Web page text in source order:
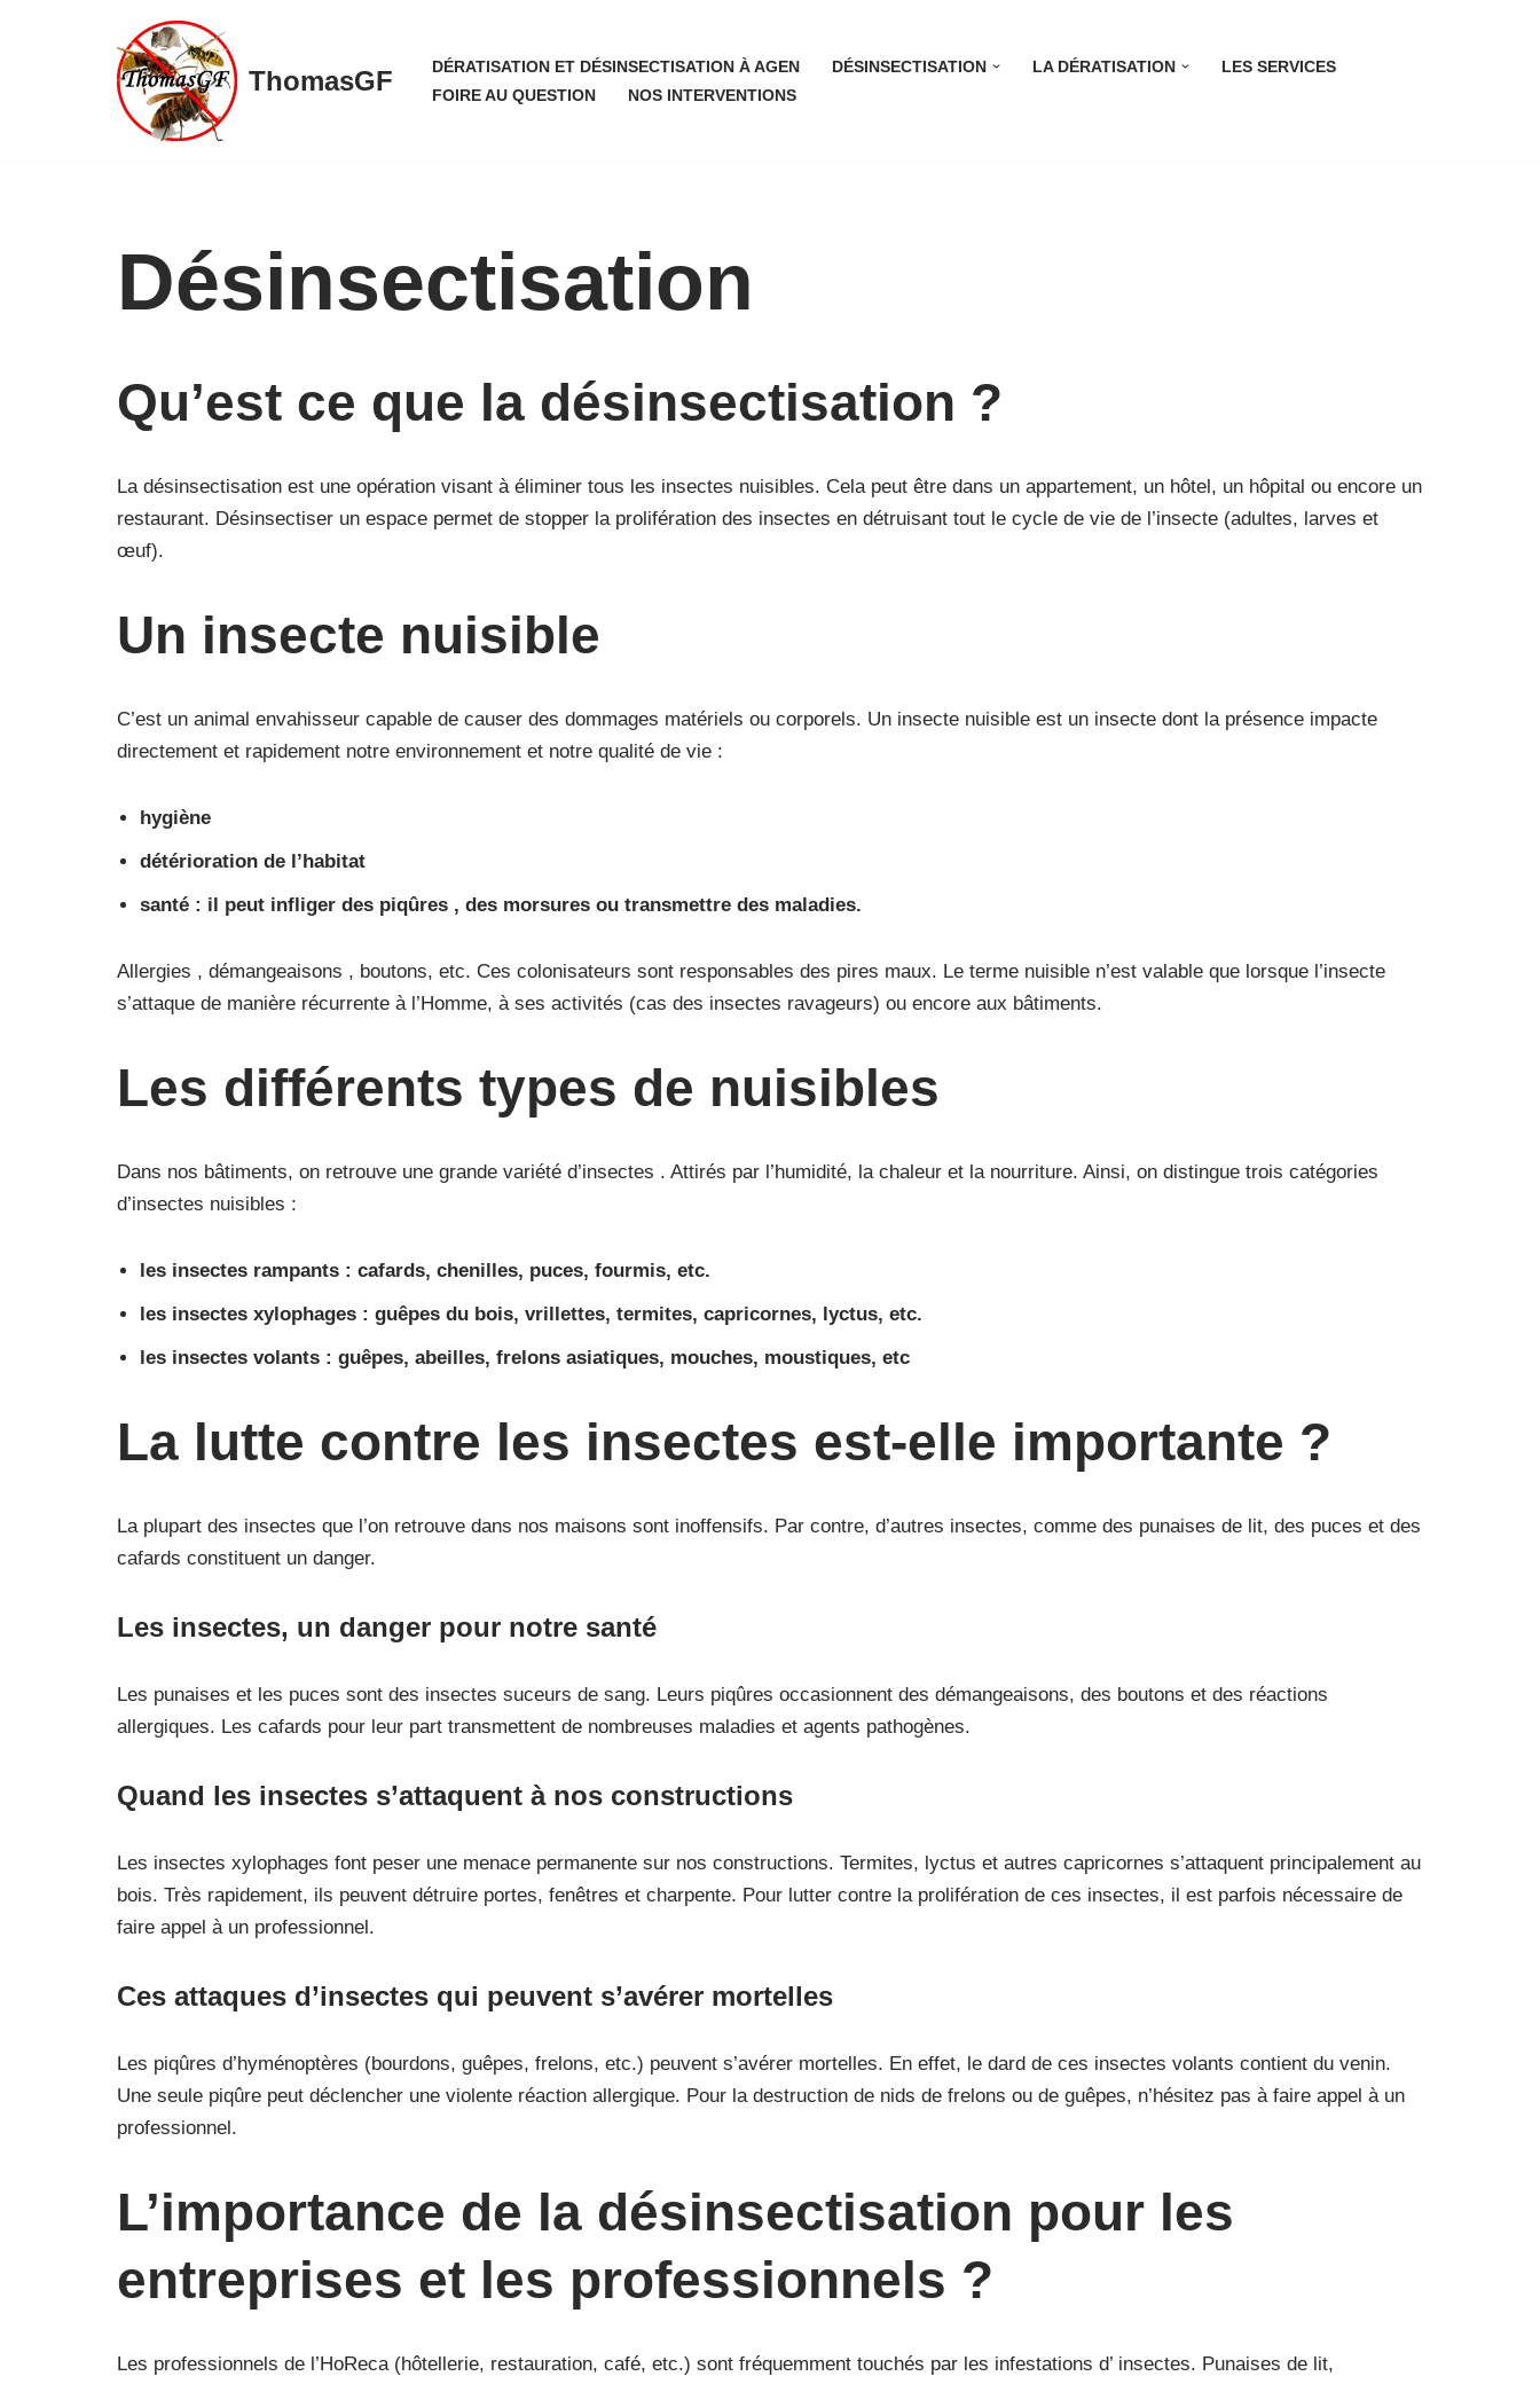
ThomasGF DÉRATISATION ET DÉSINSECTISATION À AGEN DÉSINSECTISATION LA DÉRATISATION
LES SERVICES
FOIRE AU QUESTION
NOS INTERVENTIONS
Désinsectisation
Qu’est ce que la désinsectisation ?
La désinsectisation est une opération visant à éliminer tous les insectes nuisibles. Cela peut être dans un appartement, un hôtel, un hôpital ou encore un
restaurant. Désinsectiser un espace permet de stopper la prolifération des insectes en détruisant tout le cycle de vie de l’insecte (adultes, larves et
œuf).
Un insecte nuisible
C’est un animal envahisseur capable de causer des dommages matériels ou corporels. Un insecte nuisible est un insecte dont la présence impacte
directement et rapidement notre environnement et notre qualité de vie :
hygiène
détérioration de l’habitat
santé : il peut infliger des piqûres , des morsures ou transmettre des maladies.
Allergies , démangeaisons , boutons, etc. Ces colonisateurs sont responsables des pires maux. Le terme nuisible n’est valable que lorsque l’insecte
s’attaque de manière récurrente à l’Homme, à ses activités (cas des insectes ravageurs) ou encore aux bâtiments.
Les différents types de nuisibles
Dans nos bâtiments, on retrouve une grande variété d’insectes . Attirés par l’humidité, la chaleur et la nourriture. Ainsi, on distingue trois catégories
d’insectes nuisibles :
les insectes rampants : cafards, chenilles, puces, fourmis, etc.
les insectes xylophages : guêpes du bois, vrillettes, termites, capricornes, lyctus, etc.
les insectes volants : guêpes, abeilles, frelons asiatiques, mouches, moustiques, etc
La lutte contre les insectes est-elle importante ?
La plupart des insectes que l’on retrouve dans nos maisons sont inoffensifs. Par contre, d’autres insectes, comme des punaises de lit, des puces et des
cafards constituent un danger.
Les insectes, un danger pour notre santé
Les punaises et les puces sont des insectes suceurs de sang. Leurs piqûres occasionnent des démangeaisons, des boutons et des réactions
allergiques. Les cafards pour leur part transmettent de nombreuses maladies et agents pathogènes.
Quand les insectes s’attaquent à nos constructions
Les insectes xylophages font peser une menace permanente sur nos constructions. Termites, lyctus et autres capricornes s’attaquent principalement au
bois. Très rapidement, ils peuvent détruire portes, fenêtres et charpente. Pour lutter contre la prolifération de ces insectes, il est parfois nécessaire de
faire appel à un professionnel.
Ces attaques d’insectes qui peuvent s’avérer mortelles
Les piqûres d’hyménoptères (bourdons, guêpes, frelons, etc.) peuvent s’avérer mortelles. En effet, le dard de ces insectes volants contient du venin.
Une seule piqûre peut déclencher une violente réaction allergique. Pour la destruction de nids de frelons ou de guêpes, n’hésitez pas à faire appel à un
professionnel.
L’importance de la désinsectisation pour les
entreprises et les professionnels ?
Les professionnels de l’HoReca (hôtellerie, restauration, café, etc.) sont fréquemment touchés par les infestations d’ insectes. Punaises de lit,